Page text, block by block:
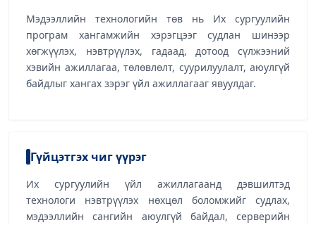
Мэдээллийн технологийн төв нь Их сургуулийн
програм хангамжийн хэрэгцээг судлан шинээр
хөгжүүлэх, нэвтрүүлэх, гадаад, дотоод сүлжээний
хэвийн ажиллагаа, төлөвлөлт, суурилуулалт, аюулгүй
байдлыг хангах зэрэг үйл ажиллагааг явуулдаг.
Гүйцэтгэх чиг үүрэг
Их сургуулийн үйл ажиллагаанд дэвшилтэд
технологи нэвтрүүлэх нөхцөл боломжийг судлах,
мэдээллийн сангийн аюулгүй байдал, серверийн